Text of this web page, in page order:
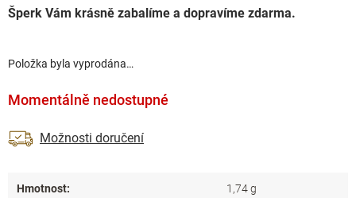
Položka byla vyprodána…
Šperk Vám krásně zabalíme a dopravíme zdarma.
Momentálně nedostupné
Možnosti doručení
Hmotnost: 1,74 g